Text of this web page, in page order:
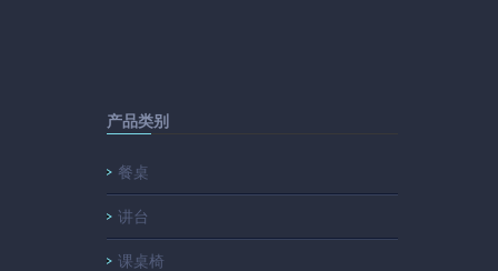
产品类别
餐桌
讲台
课桌椅